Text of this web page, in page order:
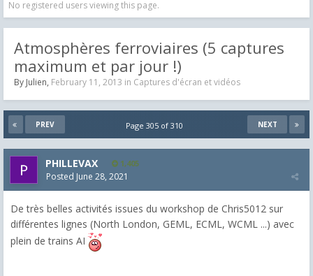
No registered users viewing this page.
Atmosphères ferroviaires (5 captures
maximum et par jour !)
By Julien, February 11, 2013 in Captures d'écran et vidéos
PREV NEXT
Page 305 of 310
PHILLEVAX 1,405
Posted June 28, 2021
De très belles activités issues du workshop de Chris5012 sur
différentes lignes (North London, GEML, ECML, WCML ...) avec
plein de trains AI